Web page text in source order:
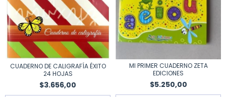
CUADERNO DE CALIGRAFÍA ÉXITO
24 HOJAS
$3.656,00
MI PRIMER CUADERNO ZETA
EDICIONES
$5.250,00